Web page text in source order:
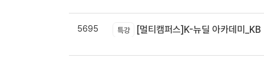
5695 특강 [멀티캠퍼스]K-뉴딜 아카데미